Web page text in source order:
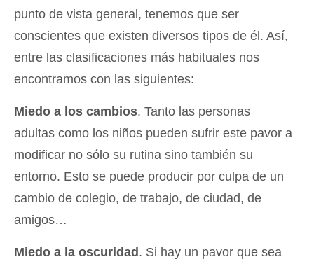
punto de vista general, tenemos que ser
conscientes que existen diversos tipos de él. Así,
entre las clasificaciones más habituales nos
encontramos con las siguientes:
Miedo a los cambios. Tanto las personas
adultas como los niños pueden sufrir este pavor a
modificar no sólo su rutina sino también su
entorno. Esto se puede producir por culpa de un
cambio de colegio, de trabajo, de ciudad, de
amigos…
Miedo a la oscuridad . Si hay un pavor que sea